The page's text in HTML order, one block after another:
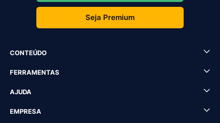
Seja Premium
CONTEÚDO
FERRAMENTAS
AJUDA
EMPRESA